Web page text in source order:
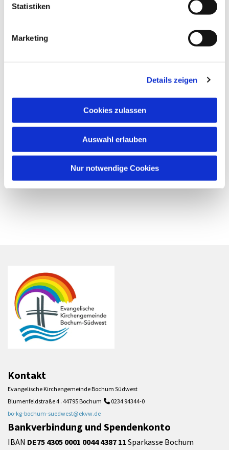
Statistiken
Marketing
Details zeigen
Cookies zulassen
Auswahl erlauben
Nur notwendige Cookies
Kontakt
Evangelische Kirchengemeinde Bochum Südwest
Blumenfeldstraße 4 . 44795 Bochum  0234 94344-0
bo-kg-bochum-suedwest@ekvw.de
Bankverbindung und Spendenkonto
IBAN DE75 4305 0001 0044 4387 11 Sparkasse Bochum